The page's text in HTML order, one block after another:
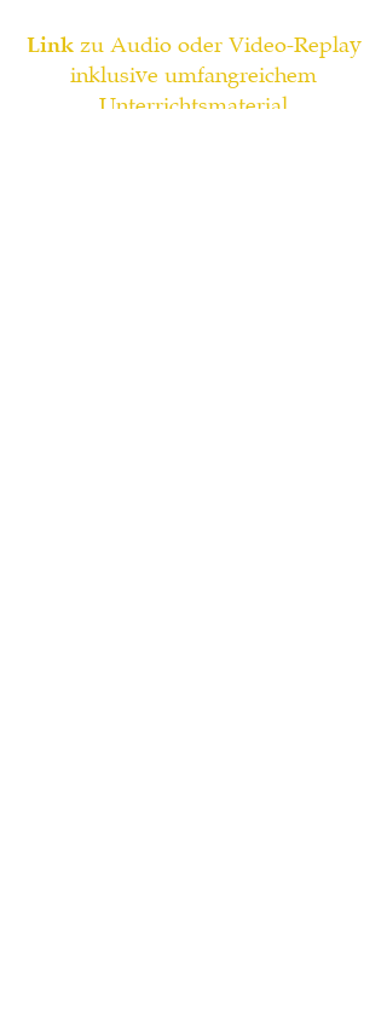
Linkzu Audio oder Video-Replay
inklusive umfangreichem
Unterrichtsmaterial